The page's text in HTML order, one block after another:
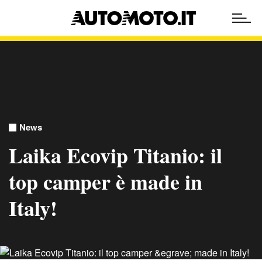
News
Laika Ecovip Titanio: il
top camper è made in
Italy!